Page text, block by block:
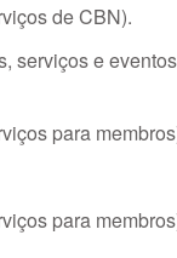
de CBN).
serviços e
para
para